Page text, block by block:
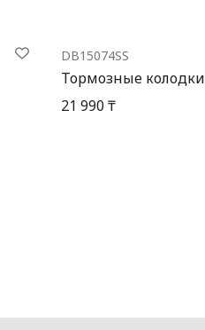
DB15074SS
Тормозные колодки
21 990 ₸